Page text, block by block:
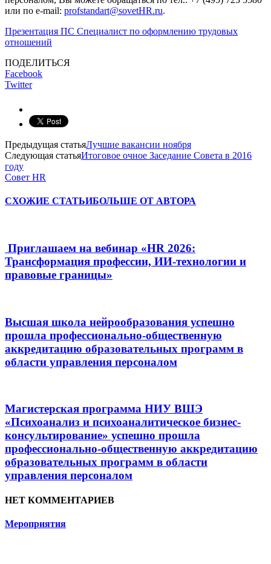
или по e-mail: profstandart@sovetHR.ru.
Презентация ПС Специалист по оформлению трудовых
отношений
ПОДЕЛИТЬСЯ
Facebook
Twitter
Предыдущая статьяЛучшие вакансии ноября
Следующая статьяИтоговое очное Заседание Совета в 2016
году
Совет HR
СХОЖИЕ СТАТЬИБОЛЬШЕ ОТ АВТОРА
Приглашаем на вебинар «HR 2026:
Трансформация профессии, ИИ-технологии и
правовые границы»
Высшая школа нейрообразования успешно
прошла профессионально-общественную
аккредитацию образовательных программ в
области управления персоналом
Магистерская программа НИУ ВШЭ
«Психоанализ и психоаналитическое бизнес-
консультирование» успешно прошла
профессионально-общественную аккредитацию
образовательных программ в области
управления персоналом
НЕТ КОММЕНТАРИЕВ
Мероприятия